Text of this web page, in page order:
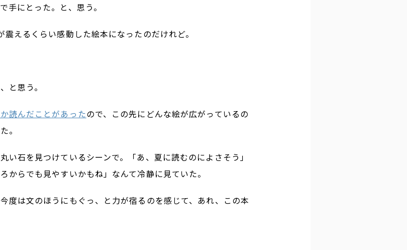
手にとった。と、思う。
えるくらい感動した絵本になったのだけれど。
と思う。
読んだことがあったので、この先にどんな絵が広がっているの
。
い石を見つけているシーンで。「あ、夏に読むのによさそう」
からでも見やすいかもね」なんて冷静に見ていた。
度は文のほうにもぐっ、と力が宿るのを感じて、あれ、この本